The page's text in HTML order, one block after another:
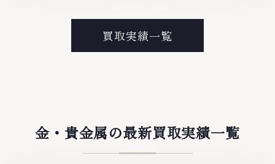
お酒買取りのことなら、お任せく
ださい。なかでも金・プラチナ等
のアクセサリー・貴金属・宝石・
ダイヤモンド・ジュエリーや ブ
店ではお値段の付かなかったお品
酒買取りのことなら、お任せくだ
さい。なかでも金・プラチナ等の
アクセサリー・貴金属・宝石・ダ
イヤモンド・ジュエリーや ブラ
店ではお値段の付かなかったお品
買取実績一覧
金・貴金属の最新買取実績一覧